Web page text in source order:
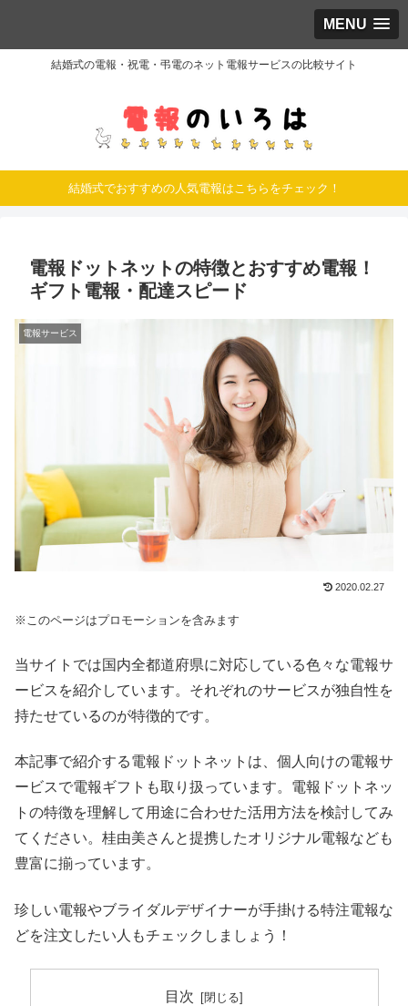
MENU
結婚式の電報・祝電・弔電のネット電報サービスの比較サイト
結婚式でおすすめの人気電報はこちらをチェック！
電報ドットネットの特徴とおすすめ電報！
ギフト電報・配達スピード
電報サービス
2020.02.27
※このページはプロモーションを含みます
当サイトでは国内全都道府県に対応している色々な電報サ
ービスを紹介しています。それぞれのサービスが独自性を
持たせているのが特徴的です。
本記事で紹介する電報ドットネットは、個人向けの電報サ
ービスで電報ギフトも取り扱っています。電報ドットネッ
トの特徴を理解して用途に合わせた活用方法を検討してみ
てください。桂由美さんと提携したオリジナル電報なども
豊富に揃っています。
珍しい電報やブライダルデザイナーが手掛ける特注電報な
どを注文したい人もチェックしましょう！
目次